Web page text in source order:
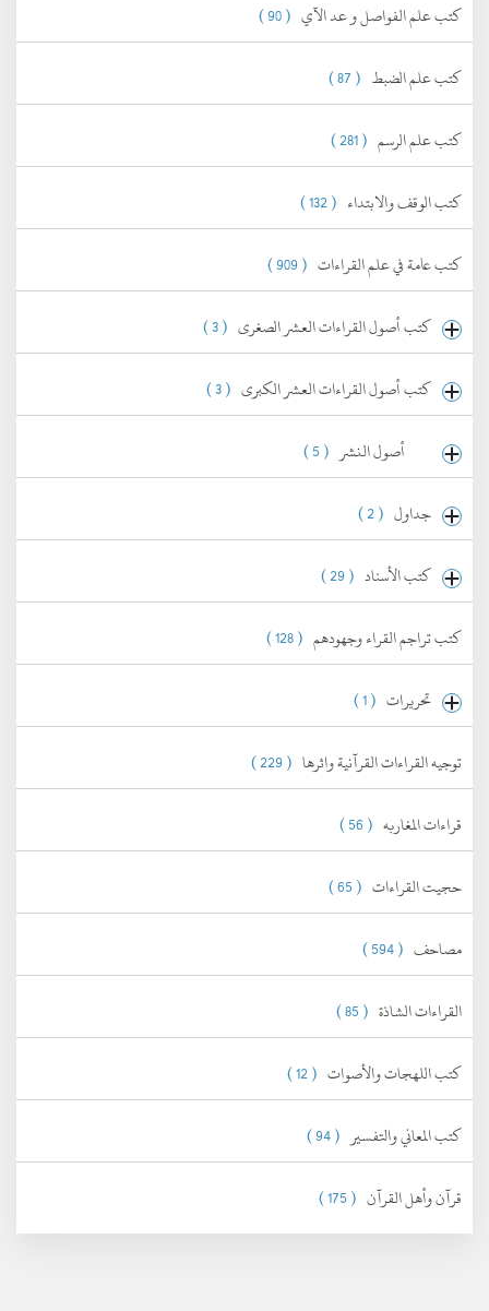
كتب علم الفواصل و عد الآي ( 90 )
كتب علم الضبط ( 87 )
كتب علم الرسم ( 281 )
كتب الوقف والابتداء ( 132 )
كتب عامة في علم القراءات ( 909 )
كتب أصول القراءات العشر الصغرى ( 3 )
كتب أصول القراءات العشر الكبرى ( 3 )
أصول النشر ( 5 )
جداول ( 2 )
كتب الأسناد ( 29 )
كتب تراجم القراء وجهودهم ( 128 )
تحريرات ( 1 )
توجيه القراءات القرآنية واثرها ( 229 )
قراءات المغاربه ( 56 )
حجيت القراءات ( 65 )
مصاحف ( 594 )
القراءات الشاذة ( 85 )
كتب اللهجات والأصوات ( 12 )
كتب المعاني والتفسير ( 94 )
قرآن وأهل القرآن ( 175 )